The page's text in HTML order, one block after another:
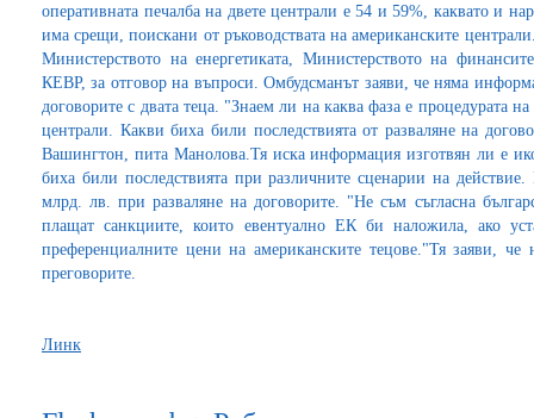
оперативната печалба на двете централи е 54 и 59%, каквато и
има срещи, поискани от ръководствата на американските
Министерството на енергетиката, Министерството на
КЕВР, за отговор на въпроси. Омбудсманът заяви, че няма
договорите с двата теца. "Знаем ли на каква фаза е процедурата
централи. Какви биха били последствията от разваляне на
Вашингтон, пита Манолова.Тя иска информация изготвян ли е
биха били последствията при различните сценарии на
млрд. лв. при разваляне на договорите. "Не съм съгласна
плащат санкциите, които евентуално ЕК би наложила, ако
преференциалните цени на американските тецове."Тя заяви,
преговорите.
Линк